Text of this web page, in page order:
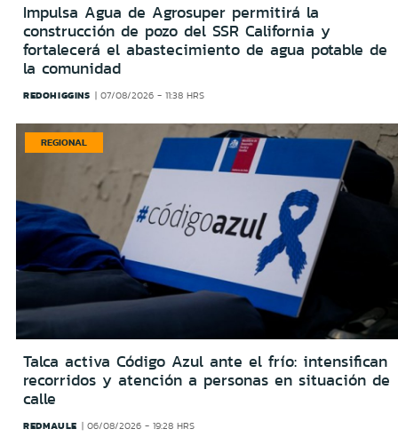
Impulsa Agua de Agrosuper permitirá la
construcción de pozo del SSR California y
fortalecerá el abastecimiento de agua potable de
la comunidad
REDOHIGGINS 07/08/2026 - 11:38 HRS
REGIONAL
Talca activa Código Azul ante el frío: intensifican
recorridos y atención a personas en situación de
calle
REDMAULE 06/08/2026 - 19:28 HRS